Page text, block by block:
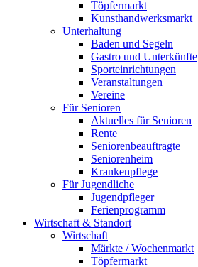
Töpfermarkt
Kunsthandwerksmarkt
Unterhaltung
Baden und Segeln
Gastro und Unterkünfte
Sporteinrichtungen
Veranstaltungen
Vereine
Für Senioren
Aktuelles für Senioren
Rente
Seniorenbeauftragte
Seniorenheim
Krankenpflege
Für Jugendliche
Jugendpfleger
Ferienprogramm
Wirtschaft & Standort
Wirtschaft
Märkte / Wochenmarkt
Töpfermarkt